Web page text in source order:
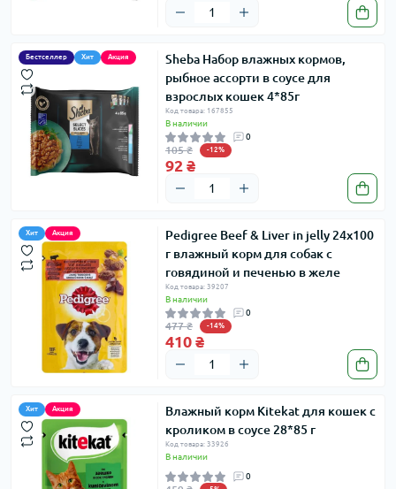
Бестселлер Хит Акция
Sheba Набор влажных кормов,
рыбное ассорти в соусе для
взрослых кошек 4*85г
Код товара: 167855
В наличии
0
105 ₴ -12%
92 ₴
Хит Акция
Pedigree Beef & Liver in jelly 24х100
г влажный корм для собак с
говядиной и печенью в желе
Код товара: 39207
В наличии
0
477 ₴ -14%
410 ₴
Хит Акция
Влажный корм Kitekat для кошек с
кроликом в соусе 28*85 г
Код товара: 33926
В наличии
0